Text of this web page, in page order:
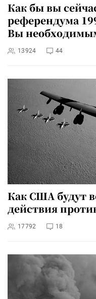
Как бы вы
референдума
Вы
13924 44
Как США будут
действия
17792 18